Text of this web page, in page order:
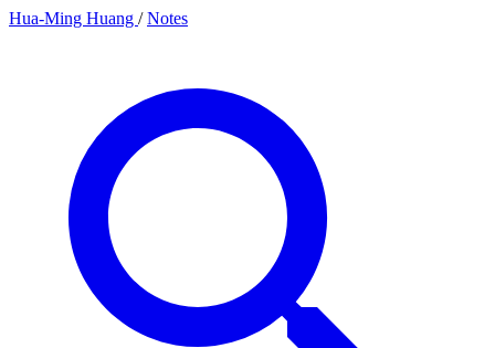
Hua-Ming Huang / Notes